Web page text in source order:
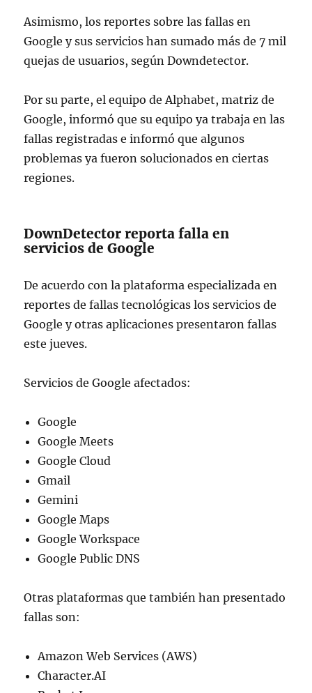
June 12, 2025
Asimismo, los reportes sobre las fallas en
Google y sus servicios han sumado más de 7 mil
quejas de usuarios, según Downdetector.
Por su parte, el equipo de Alphabet, matriz de
Google, informó que su equipo ya trabaja en las
fallas registradas e informó que algunos
problemas ya fueron solucionados en ciertas
regiones.
DownDetector reporta falla en
servicios de Google
De acuerdo con la plataforma especializada en
reportes de fallas tecnológicas los servicios de
Google y otras aplicaciones presentaron fallas
este jueves.
Servicios de Google afectados:
Google
Google Meets
Google Cloud
Gmail
Gemini
Google Maps
Google Workspace
Google Public DNS
Otras plataformas que también han presentado
fallas son:
Amazon Web Services (AWS)
Character.AI